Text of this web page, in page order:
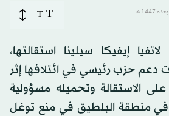
T
T
إيفيكا سيلينا استقالتها،
دعم حزب رئيسي في ائتلافها إثر
على الاستقالة وتحميله مسؤولية
في منطقة البلطيق في منع توغل